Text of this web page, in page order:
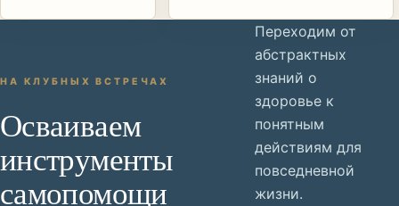
НА КЛУБНЫХ ВСТРЕЧАХ
Осваиваем
инструменты
самопомощи
Переходим от
абстрактных
знаний о
здоровье к
понятным
действиям для
повседневной
жизни.